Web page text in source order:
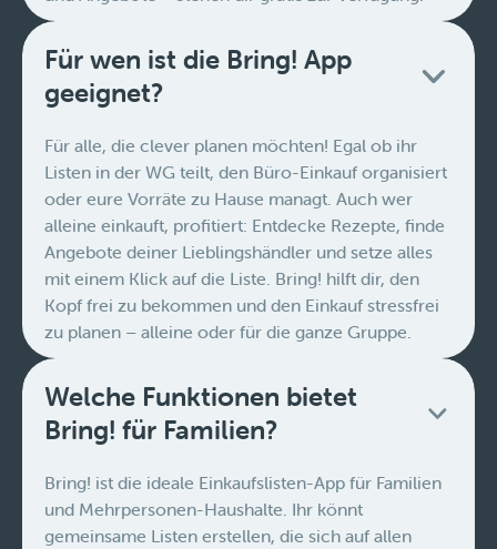
Für wen ist die Bring! App
geeignet?
Für alle, die clever planen möchten! Egal ob ihr
Listen in der WG teilt, den Büro-Einkauf organisiert
oder eure Vorräte zu Hause managt. Auch wer
alleine einkauft, profitiert: Entdecke Rezepte, finde
Angebote deiner Lieblingshändler und setze alles
mit einem Klick auf die Liste. Bring! hilft dir, den
Kopf frei zu bekommen und den Einkauf stressfrei
zu planen – alleine oder für die ganze Gruppe.
Welche Funktionen bietet
Bring! für Familien?
Bring! ist die ideale Einkaufslisten-App für Familien
und Mehrpersonen-Haushalte. Ihr könnt
gemeinsame Listen erstellen, die sich auf allen